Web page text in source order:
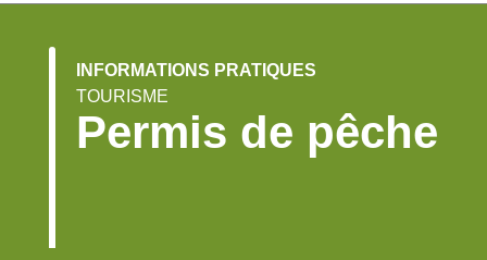
INFORMATIONS PRATIQUES
TOURISME
Permis de pêche